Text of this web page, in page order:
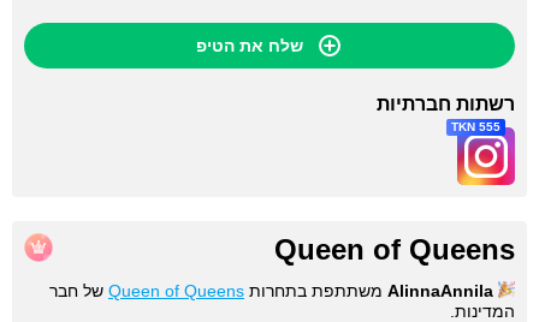
שלח את הטיפ
רשתות חברתיות
555 TKN
Queen of Queens
AlinnaAnnila משתתפת בתחרות Queen of Queens של חבר
המדינות.